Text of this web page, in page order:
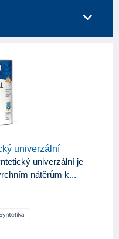
univerzální
univerzální je
nátěrům k...